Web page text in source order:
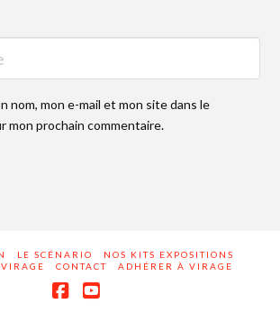
nom, mon e-mail et mon site dans le
mon prochain commentaire.
LE SCÉNARIO
NOS KITS EXPOSITIONS
CONTACT ADHÉRER À VIRAGE